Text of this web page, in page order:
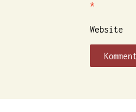
*
Website